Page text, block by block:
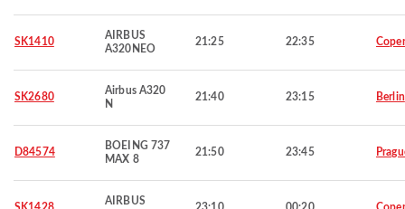
SK1410
AIRBUS
A320NEO
21:25 22:35
SK2680
Airbus A320
N
21:40 23:15 Berlin
D84574
BOEING 737
MAX 8
21:50 23:45
AIRBUS